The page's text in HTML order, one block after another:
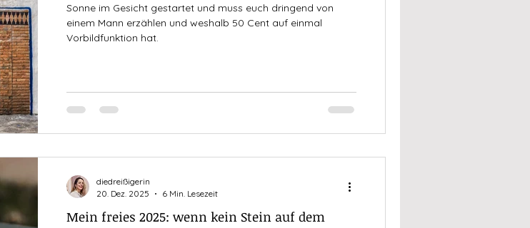
Sonne im Gesicht gestartet und muss euch dringend von
einem Mann erzählen und weshalb 50 Cent auf einmal
Vorbildfunktion hat.
Mein freies 2025: wenn kein Stein auf dem
diedreißigerin
20. Dez. 2025
6 Min. Lesezeit